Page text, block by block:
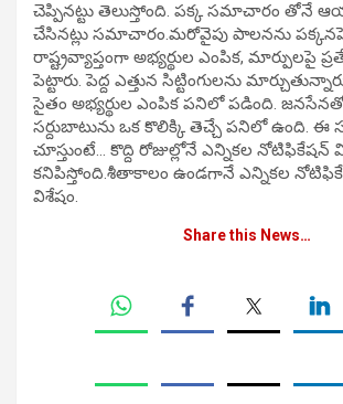
చెప్పినట్టు తెలుస్తోంది. పక్క సమాచారం తోనే
చేసినట్లు సమాచారం.మరోవైపు పాలనను
రాష్ట్రవ్యాప్తంగా అభ్యర్థుల ఎంపిక, మార్పులపై
పెట్టారు. పెద్ద ఎత్తున సిట్టింగులను
సైతం అభ్యర్థుల ఎంపిక పనిలో పడింది. జనసేనతో
సర్దుబాటును ఒక కొలిక్కి తెచ్చే పనిలో ఉంది. ఈ
చూస్తుంటే… కొద్ది రోజుల్లోనే ఎన్నికల నోటిఫికేషన్
కనిపిస్తోంది.శీతాకాలం ఉండగానే ఎన్నికల
విశేషం.
Share this News…